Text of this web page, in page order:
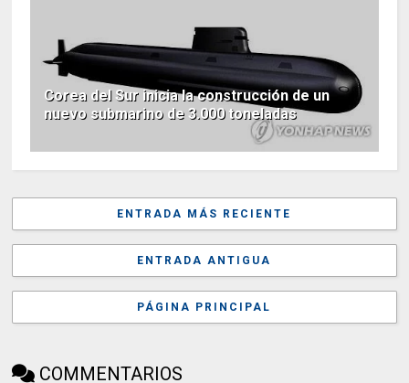
Corea del Sur inicia la construcción de un
nuevo submarino de 3.000 toneladas
ENTRADA MÁS RECIENTE
ENTRADA ANTIGUA
PÁGINA PRINCIPAL
COMMENTARIOS